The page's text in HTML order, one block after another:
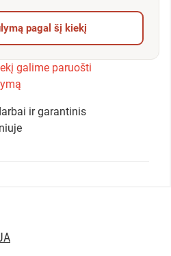
pagal šį kiekį
galime paruošti
ir garantinis